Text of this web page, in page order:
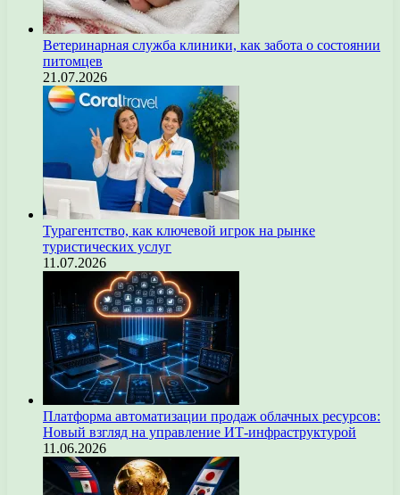
Ветеринарная служба клиники, как забота о состоянии
питомцев
21.07.2026
Турагентство, как ключевой игрок на рынке
туристических услуг
11.07.2026
Платформа автоматизации продаж облачных ресурсов:
Новый взгляд на управление ИТ-инфраструктурой
11.06.2026